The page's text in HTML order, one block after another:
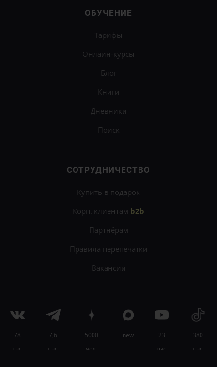
ОБУЧЕНИЕ
Тарифы
Онлайн-курсы
Блог
Книги
Дневники
Поиск
СОТРУДНИЧЕСТВО
Купить в подарок
Корп. клиентам b2b
Партнёрам
Правила перепечатки
Вакансии
78
тыс.
7,6
тыс.
5000
чел.
new
23
тыс.
380
тыс.